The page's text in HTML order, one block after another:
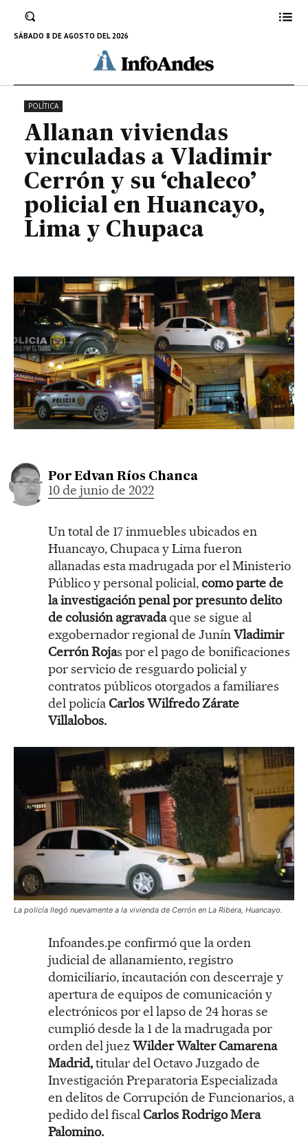
SÁBADO 8 DE AGOSTO DEL 2026Chupaca
10 DE JUNIO DE 2022
POLÍTICA
Allanan viviendas
vinculadas a Vladimir
Cerrón y su ‘chaleco’
policial en Huancayo,
Lima y Chupaca
Por Edvan Ríos Chanca
10 de junio de 2022
Un total de 17 inmuebles ubicados en
Huancayo, Chupaca y Lima fueron
allanadas esta madrugada por el Ministerio
Público y personal policial,como parte de
la investigación penal por presunto delito
de colusión agravadaque se sigue al
exgobernador regional de JunínVladimir
Cerrón Rojas por el pago de bonificaciones
por servicio de resguardo policial y
contratos públicos otorgados a familiares
del policíaCarlos Wilfredo Zárate
Villalobos.
La policía llegó nuevamente a la vivienda de Cerrón en La Ribera, Huancayo.
Infoandes.pe confirmó que la orden
judicial de allanamiento, registro
domiciliario, incautación con descerraje y
apertura de equipos de comunicación y
electrónicos por el lapso de 24 horas se
cumplió desde la 1 de la madrugada por
orden del juezWilder Walter Camarena
Madrid,titular del Octavo Juzgado de
Investigación Preparatoria Especializada
en delitos de Corrupción de Funcionarios, a
pedido del fiscalCarlos Rodrigo Mera
Palomino.